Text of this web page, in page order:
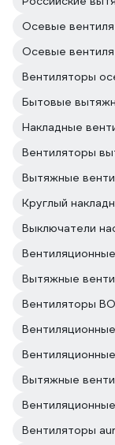
Осевые
Осевые
Вентиляторы
Бытовые
Накладные
Вентиляторы
Вытяжные
Круглый
Выключатели
Вытяжные
Вентиляторы
Вытяжные
Вентиляторы